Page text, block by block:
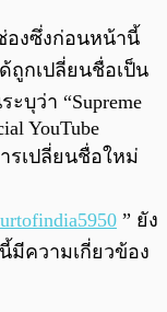
องซึ่งก่อนหน้านี้
ด้ถูกเปลี่ยนชื่อเป็น
บุว่า “Supreme
YouTube
รเปลี่ยนชื่อใหม่
” ยัง
มีความเกี่ยวข้อง